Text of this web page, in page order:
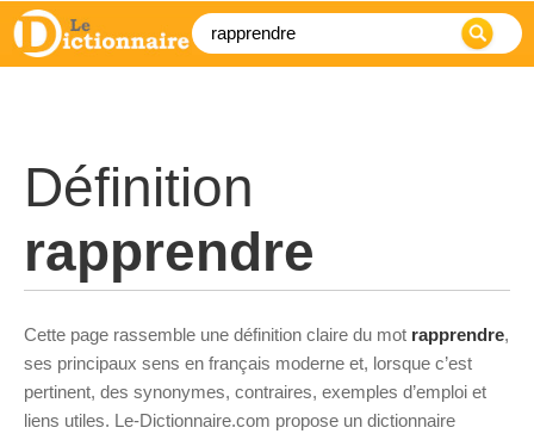
Définition
rapprendre
Cette page rassemble une définition claire du mot rapprendre,
ses principaux sens en français moderne et, lorsque c’est
pertinent, des synonymes, contraires, exemples d’emploi et
liens utiles. Le-Dictionnaire.com propose un dictionnaire